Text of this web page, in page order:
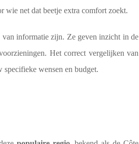
wie net dat beetje extra comfort zoekt.
van informatie zijn. Ze geven inzicht in de
Het correct vergelijken van
specifieke wensen en budget.